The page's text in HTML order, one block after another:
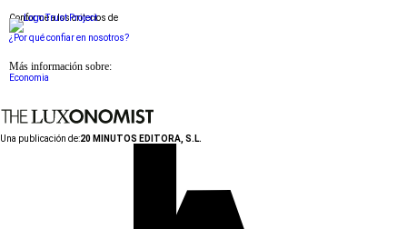
Conforme a los criterios de
¿Por qué confiar en nosotros?
Más información sobre:
Economia
Una publicación de:20 MINUTOS EDITORA, S.L.